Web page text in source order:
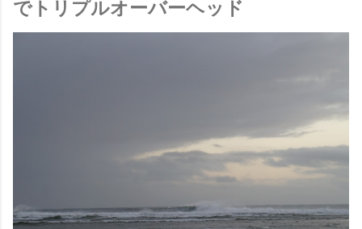
でトリプルオーバーヘッド